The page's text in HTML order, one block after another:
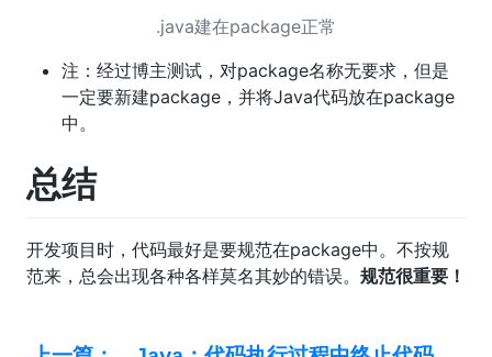
.java建在package正常
注：经过博主测试，对package名称无要求，但是
一定要新建package，并将Java代码放在package
中。
总结
开发项目时，代码最好是要规范在package中。不按规
范来，总会出现各种各样莫名其妙的错误。 规范很重要！